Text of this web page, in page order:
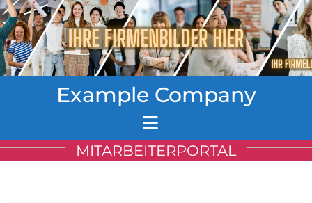
Example Company
MITARBEITERPORTAL